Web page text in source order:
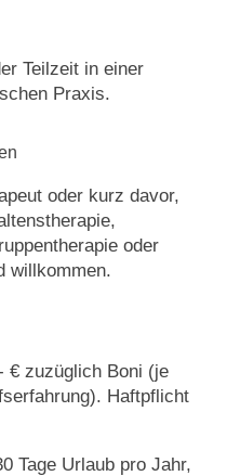
Teilzeit in einer
Praxis.
oder kurz davor,
oder
willkommen.
€ zuzüglich Boni (je
Haftpflicht
Tage Urlaub pro Jahr,